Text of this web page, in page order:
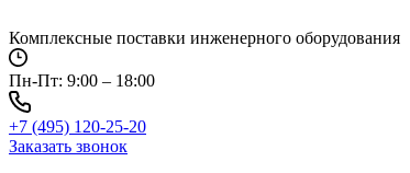
к
содержимому
Комплексные поставки инженерного оборудования
Пн-Пт: 9:00 – 18:00
+7 (495) 120-25-20
Заказать звонок